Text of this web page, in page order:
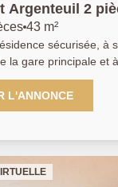
Argenteuil 2
43 m²
sécurisée, à
la gare principale et
à l'A15, ce bel
et d'un séjour
dont un grand
Une cave ainsi
L'ANNONCE